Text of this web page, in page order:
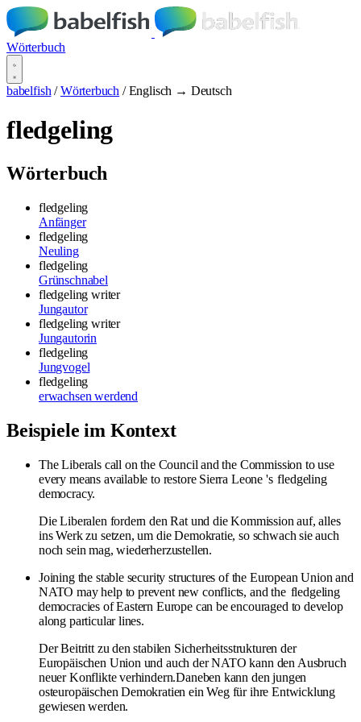
Wörterbuch
babelfish / Wörterbuch / Englisch → Deutsch
fledgeling
Wörterbuch
fledgeling
Anfänger
fledgeling
Neuling
fledgeling
Grünschnabel
fledgeling writer
Jungautor
fledgeling writer
Jungautorin
fledgeling
Jungvogel
fledgeling
erwachsen werdend
Beispiele im Kontext
The Liberals call on the Council and the Commission to use
every means available to restore Sierra Leone 's fledgeling
democracy.
Die Liberalen fordern den Rat und die Kommission auf, alles
ins Werk zu setzen, um die Demokratie, so schwach sie auch
noch sein mag, wiederherzustellen.
Joining the stable security structures of the European Union and
NATO may help to prevent new conflicts, and the fledgeling
democracies of Eastern Europe can be encouraged to develop
along particular lines.
Der Beitritt zu den stabilen Sicherheitsstrukturen der
Europäischen Union und auch der NATO kann den Ausbruch
neuer Konflikte verhindern.Daneben kann den jungen
osteuropäischen Demokratien ein Weg für ihre Entwicklung
gewiesen werden.